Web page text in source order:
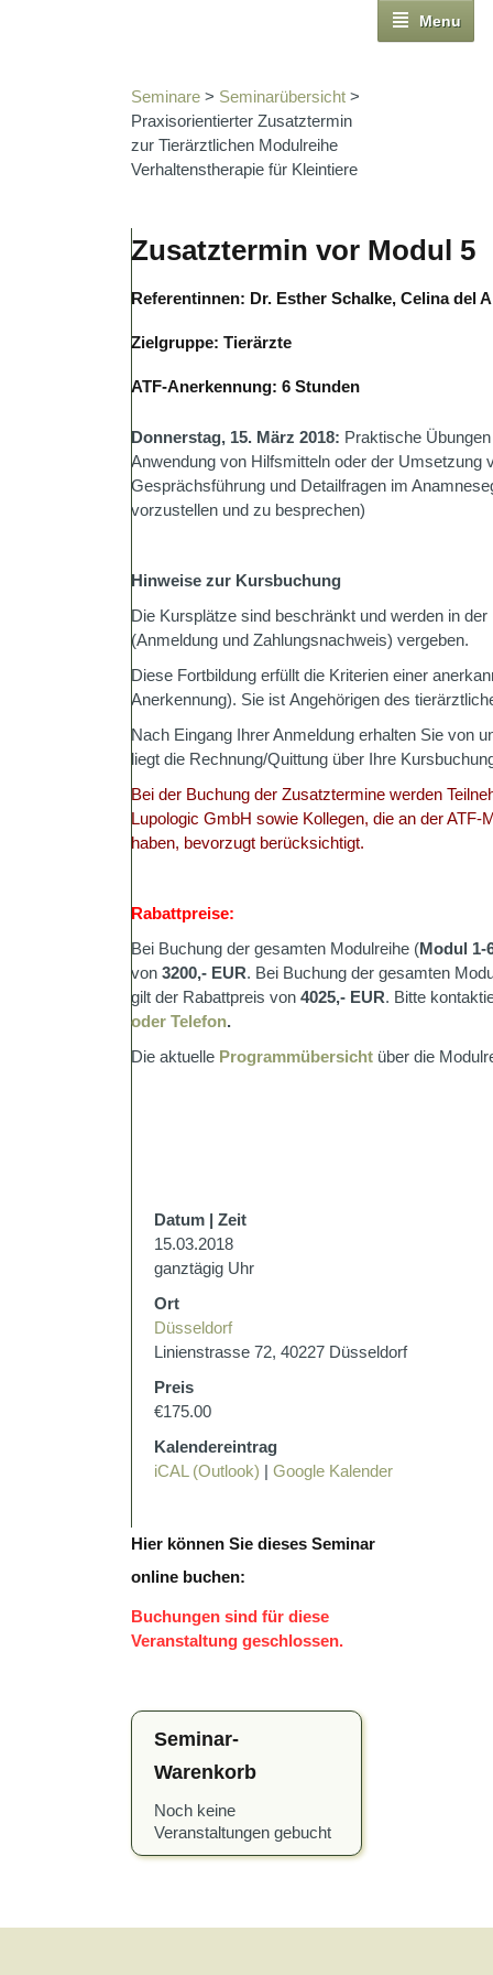
Menu
Seminare > Seminarübersicht >
Praxisorientierter Zusatztermin
zur Tierärztlichen Modulreihe
Verhaltenstherapie für Kleintiere
Zusatztermin vor Modul 5
Referentinnen: Dr. Esther Schalke, Celina del
Zielgruppe: Tierärzte
ATF-Anerkennung: 6 Stunden
Donnerstag, 15. März 2018: Praktische
Anwendung von Hilfsmitteln oder der Umsetzung
Gesprächsführung und Detailfragen im
vorzustellen und zu besprechen)
Hinweise zur Kursbuchung
Die Kursplätze sind beschränkt und werden in
(Anmeldung und Zahlungsnachweis) vergeben.
Diese Fortbildung erfüllt die Kriterien einer
Anerkennung). Sie ist Angehörigen des
Nach Eingang Ihrer Anmeldung erhalten Sie von
liegt die Rechnung/Quittung über Ihre
Bei der Buchung der Zusatztermine werden
Lupologic GmbH sowie Kollegen, die an der
haben, bevorzugt berücksichtigt.
Rabattpreise:
Bei Buchung der gesamten Modulreihe (Modul 1-
von 3200,- EUR. Bei Buchung der gesamten
gilt der Rabattpreis von 4025,- EUR. Bitte
oder Telefon.
Die aktuelle Programmübersicht über die
Datum | Zeit
15.03.2018
ganztägig Uhr
Ort
Düsseldorf
Linienstrasse 72, 40227 Düsseldorf
Preis
€175.00
Kalendereintrag
iCAL (Outlook) | Google Kalender
Hier können Sie dieses Seminar
online buchen:
Buchungen sind für diese
Veranstaltung geschlossen.
Seminar-
Warenkorb
Noch keine
Veranstaltungen gebucht